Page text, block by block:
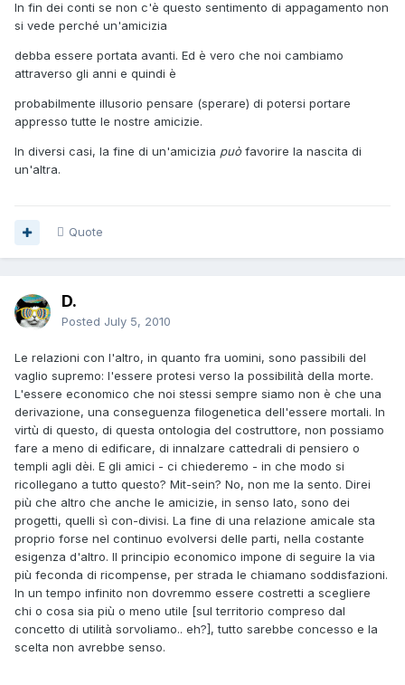
In fin dei conti se non c'è questo sentimento di appagamento non
si vede perché un'amicizia
debba essere portata avanti. Ed è vero che noi cambiamo
attraverso gli anni e quindi è
probabilmente illusorio pensare (sperare) di potersi portare
appresso tutte le nostre amicizie.
In diversi casi, la fine di un'amicizia puòfavorire la nascita di
un'altra.
Quote
D.
Posted July 5, 2010
Le relazioni con l'altro, in quanto fra uomini, sono passibili del
vaglio supremo: l'essere protesi verso la possibilità della morte.
L'essere economico che noi stessi sempre siamo non è che una
derivazione, una conseguenza filogenetica dell'essere mortali. In
virtù di questo, di questa ontologia del costruttore, non possiamo
fare a meno di edificare, di innalzare cattedrali di pensiero o
templi agli dèi. E gli amici - ci chiederemo - in che modo si
ricollegano a tutto questo? Mit-sein? No, non me la sento. Direi
più che altro che anche le amicizie, in senso lato, sono dei
progetti, quelli sì con-divisi. La fine di una relazione amicale sta
proprio forse nel continuo evolversi delle parti, nella costante
esigenza d'altro. Il principio economico impone di seguire la via
più feconda di ricompense, per strada le chiamano soddisfazioni.
In un tempo infinito non dovremmo essere costretti a scegliere
chi o cosa sia più o meno utile [sul territorio compreso dal
concetto di utilità sorvoliamo.. eh?], tutto sarebbe concesso e la
scelta non avrebbe senso.